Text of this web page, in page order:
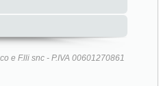
e F.lli snc - P.IVA 00601270861